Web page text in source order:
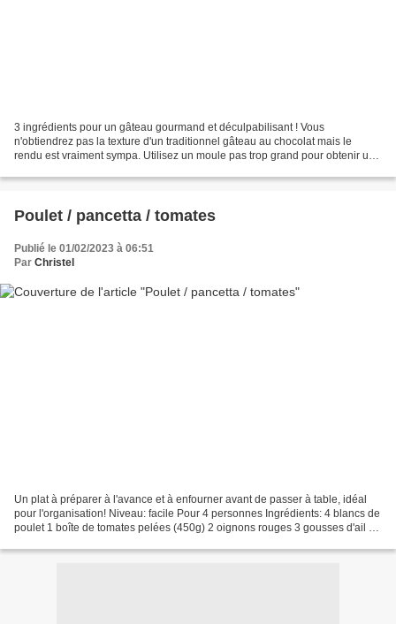
3 ingrédients pour un gâteau gourmand et déculpabilisant ! Vous
n'obtiendrez pas la texture d'un traditionnel gâteau au chocolat mais le
rendu est vraiment sympa. Utilisez un moule pas trop grand pour obtenir une
Poulet / pancetta / tomates
Publié le 01/02/2023 à 06:51
Par Christel
Un plat à préparer à l'avance et à enfourner avant de passer à table, idéal
pour l'organisation! Niveau: facile Pour 4 personnes Ingrédients: 4 blancs de
poulet 1 boîte de tomates pelées (450g) 2 oignons rouges 3 gousses d'ail 12